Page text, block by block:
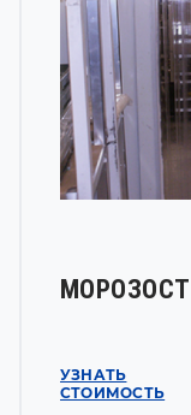
УЗНАТЬ
СТОИМОСТЬ